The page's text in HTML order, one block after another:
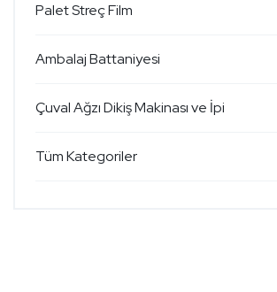
Palet Streç Film
Ambalaj Battaniyesi
Çuval Ağzı Dikiş Makinası ve İpi
Tüm Kategoriler